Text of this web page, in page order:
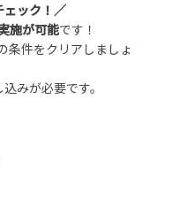
ェック！／
施が可能です！
条件をクリアしましょ
みが必要です。